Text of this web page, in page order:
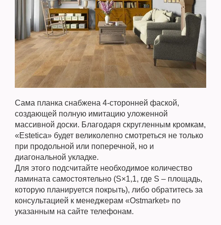
Сама планка снабжена 4-сторонней фаской,
создающей полную имитацию уложенной
массивной доски. Благодаря скругленным кромкам,
«Estetica» будет великолепно смотреться не только
при продольной или поперечной, но и
диагональной укладке.
Для этого подсчитайте необходимое количество
ламината самостоятельно (S×1,1, где S – площадь,
которую планируется покрыть), либо обратитесь за
консультацией к менеджерам «Ostmarket» по
указанным на сайте телефонам.